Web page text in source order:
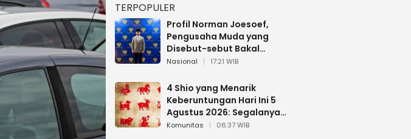
TERPOPULER
Profil Norman Joesoef,
Pengusaha Muda yang
Disebut-sebut Bakal
Dilantik Jadi Wamenhan RI
Nasional 17:21 WIB
4 Shio yang Menarik
Keberuntungan Hari Ini 5
Agustus 2026: Segalanya
Berjalan Lancar
Komunitas 06:37 WIB